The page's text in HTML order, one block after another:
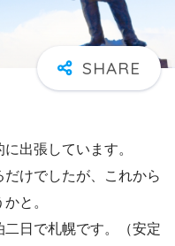
出張しています。
けでしたが、これから
と。
日で札幌です。（安定